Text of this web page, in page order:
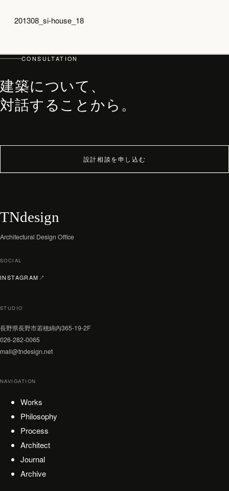
PHILOSOPHY・PROCESS
WORKS
JOURNAL
201308_si-house_18
CONSULTATION
建築について、
対話することから。
設計相談を申し込む
TNdesign
Architectural Design Office
SOCIAL
INSTAGRAM ↗
（新しいタブで開く）
STUDIO
長野県長野市若穂綿内365-19-2F
026-282-0065
mail@tndesign.net
NAVIGATION
Works
Philosophy
Process
Architect
Journal
Archive